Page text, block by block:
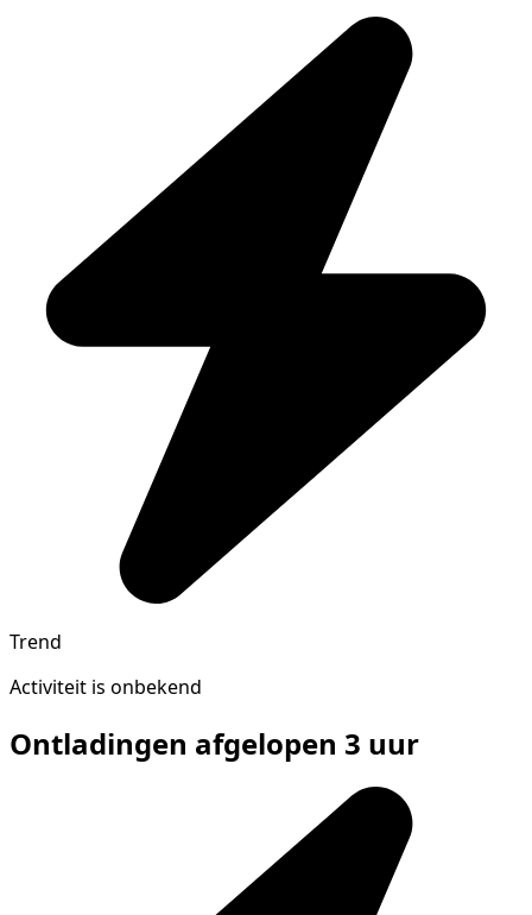
Trend
Activiteit is onbekend
Ontladingen afgelopen 3 uur